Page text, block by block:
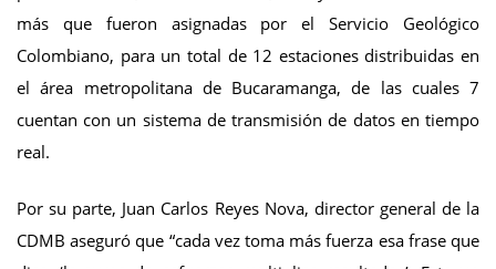
más que fueron asignadas por el Servicio Geológico
Colombiano, para un total de 12 estaciones distribuidas en
el área metropolitana de Bucaramanga, de las cuales 7
cuentan con un sistema de transmisión de datos en tiempo
real.
Por su parte, Juan Carlos Reyes Nova, director general de la
CDMB aseguró que “cada vez toma más fuerza esa frase que